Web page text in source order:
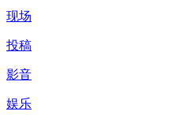
现场
投稿
影音
娱乐